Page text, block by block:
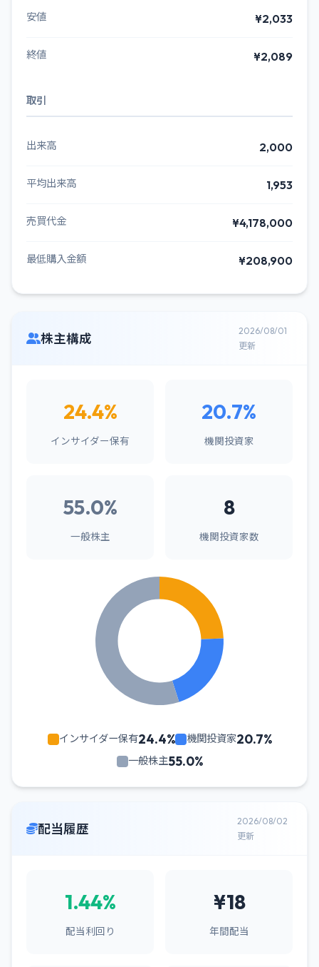
安値 ¥2,033
終値 ¥2,089
取引
出来高 2,000
平均出来高 1,953
売買代金 ¥4,178,000
最低購入金額 ¥208,900
株主構成
2026/08/01
更新
24.4%
インサイダー保有
20.7%
機関投資家
55.0%
一般株主
8
機関投資家数
インサイダー保有24.4% 機関投資家20.7%
一般株主55.0%
配当履歴
2026/08/02
更新
1.44%
配当利回り
¥18
年間配当